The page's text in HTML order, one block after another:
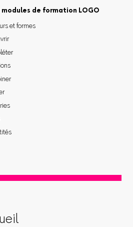
modules de formation LOGO
et formes